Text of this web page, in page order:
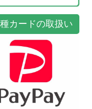
カードの取扱い